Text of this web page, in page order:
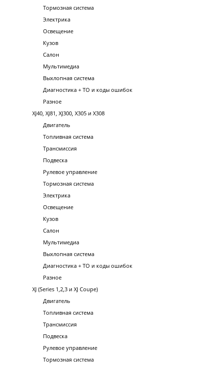
Тормозная система
Электрика
Освещение
Кузов
Салон
Мультимедиа
Выхлопная система
Диагностика + ТО и коды ошибок
Разное
XJ40, XJ81, XJ300, X305 и X308
Двигатель
Топливная система
Трансмиссия
Подвеска
Рулевое управление
Тормозная система
Электрика
Освещение
Кузов
Салон
Мультимедиа
Выхлопная система
Диагностика + ТО и коды ошибок
Разное
XJ (Series 1,2,3 и XJ Coupe)
Двигатель
Топливная система
Трансмиссия
Подвеска
Рулевое управление
Тормозная система